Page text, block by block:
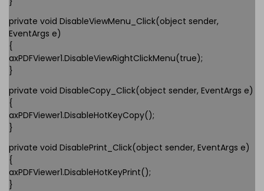
private void DisableViewMenu_Click(object sender,
EventArgs e)
{
axPDFViewer1.DisableViewRightClickMenu(true);
}
private void DisableCopy_Click(object sender, EventArgs e)
{
axPDFViewer1.DisableHotKeyCopy();
}
private void DisablePrint_Click(object sender, EventArgs e)
{
axPDFViewer1.DisableHotKeyPrint();
}